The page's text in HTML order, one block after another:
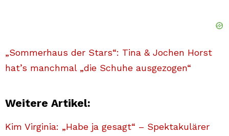
„Sommerhaus der Stars“: Tina & Jochen Horst
hat’s manchmal „die Schuhe ausgezogen“
Weitere Artikel:
Kim Virginia: „Habe ja gesagt“ – Spektakulärer